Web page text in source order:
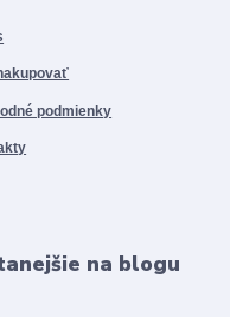
podmienky
na blogu